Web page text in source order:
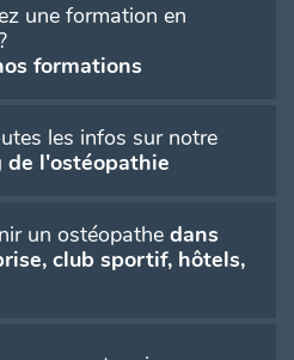
une formation en
formations
les infos sur notre
de l'ostéopathie
un ostéopathe dans
club sportif, hôtels,